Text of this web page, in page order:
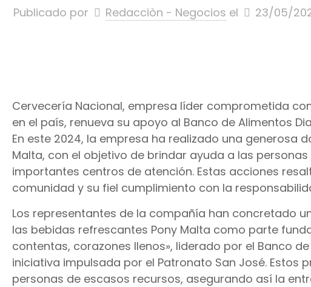
Publicado por Redacciòn - Negocios el 23/05/
Cervecería Nacional, empresa líder comprometida
en el país, renueva su apoyo al Banco de Alimentos
En este 2024, la empresa ha realizado una generosa
Malta, con el objetivo de brindar ayuda a las
importantes centros de atención. Estas acciones
comunidad y su fiel cumplimiento con la
Los representantes de la compañía han concretado
las bebidas refrescantes Pony Malta como parte
contentas, corazones llenos», liderado por el Banco
iniciativa impulsada por el Patronato San José.
personas de escasos recursos, asegurando así la